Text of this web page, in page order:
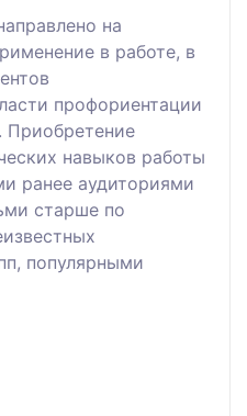
на
в работе, в
профориентации
Приобретение
навыков работы
ранее аудиториями
старше по
популярными